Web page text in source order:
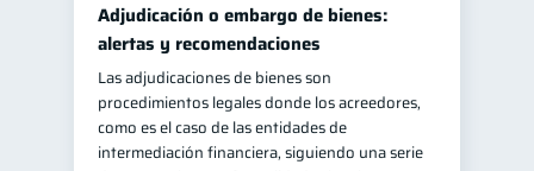
Adjudicación o embargo de bienes:
alertas y recomendaciones
Las adjudicaciones de bienes son
procedimientos legales donde los acreedores,
como es el caso de las entidades de
intermediación financiera, siguiendo una serie